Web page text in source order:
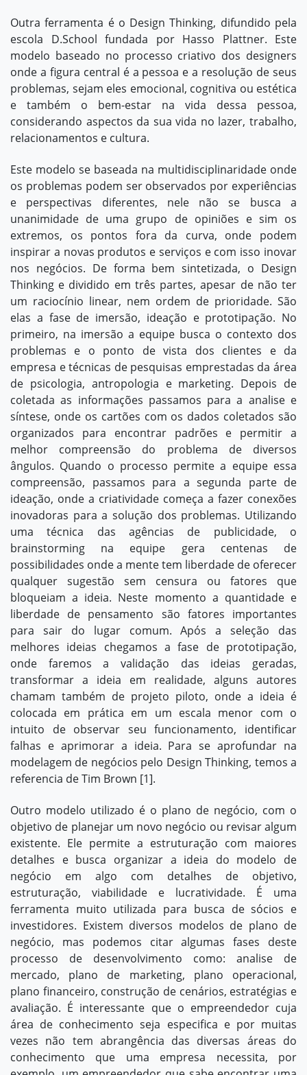
Outra ferramenta é o Design Thinking, difundido pela
escola D.School fundada por Hasso Plattner. Este
modelo baseado no processo criativo dos designers
onde a figura central é a pessoa e a resolução de seus
problemas, sejam eles emocional, cognitiva ou estética
e também o bem-estar na vida dessa pessoa,
considerando aspectos da sua vida no lazer, trabalho,
relacionamentos e cultura.
Este modelo se baseada na multidisciplinaridade onde
os problemas podem ser observados por experiências
e perspectivas diferentes, nele não se busca a
unanimidade de uma grupo de opiniões e sim os
extremos, os pontos fora da curva, onde podem
inspirar a novas produtos e serviços e com isso inovar
nos negócios. De forma bem sintetizada, o Design
Thinking e dividido em três partes, apesar de não ter
um raciocínio linear, nem ordem de prioridade. São
elas a fase de imersão, ideação e prototipação. No
primeiro, na imersão a equipe busca o contexto dos
problemas e o ponto de vista dos clientes e da
empresa e técnicas de pesquisas emprestadas da área
de psicologia, antropologia e marketing. Depois de
coletada as informações passamos para a analise e
síntese, onde os cartões com os dados coletados são
organizados para encontrar padrões e permitir a
melhor compreensão do problema de diversos
ângulos. Quando o processo permite a equipe essa
compreensão, passamos para a segunda parte de
ideação, onde a criatividade começa a fazer conexões
inovadoras para a solução dos problemas. Utilizando
uma técnica das agências de publicidade, o
brainstorming na equipe gera centenas de
possibilidades onde a mente tem liberdade de oferecer
qualquer sugestão sem censura ou fatores que
bloqueiam a ideia. Neste momento a quantidade e
liberdade de pensamento são fatores importantes
para sair do lugar comum. Após a seleção das
melhores ideias chegamos a fase de prototipação,
onde faremos a validação das ideias geradas,
transformar a ideia em realidade, alguns autores
chamam também de projeto piloto, onde a ideia é
colocada em prática em um escala menor com o
intuito de observar seu funcionamento, identificar
falhas e aprimorar a ideia. Para se aprofundar na
modelagem de negócios pelo Design Thinking, temos a
referencia de Tim Brown [1].
Outro modelo utilizado é o plano de negócio, com o
objetivo de planejar um novo negócio ou revisar algum
existente. Ele permite a estruturação com maiores
detalhes e busca organizar a ideia do modelo de
negócio em algo com detalhes de objetivo,
estruturação, viabilidade e lucratividade. É uma
ferramenta muito utilizada para busca de sócios e
investidores. Existem diversos modelos de plano de
negócio, mas podemos citar algumas fases deste
processo de desenvolvimento como: analise de
mercado, plano de marketing, plano operacional,
plano financeiro, construção de cenários, estratégias e
avaliação. É interessante que o empreendedor cuja
área de conhecimento seja especifica e por muitas
vezes não tem abrangência das diversas áreas do
conhecimento que uma empresa necessita, por